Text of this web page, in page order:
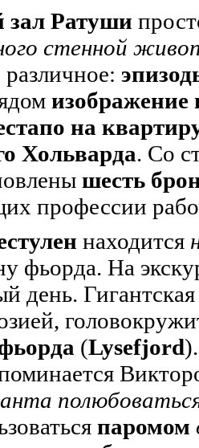
Ратуши
стенной
изображение
на
Хольварда. Со
шесть
профессии
находится
фьорда. На
день.
(Lysefjord
паромом